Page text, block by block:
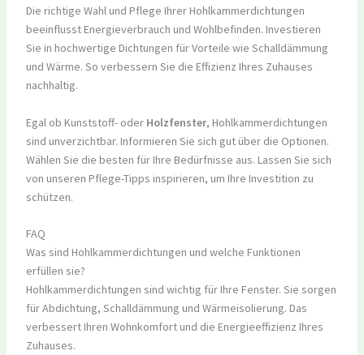
Die richtige Wahl und Pflege Ihrer Hohlkammerdichtungen
beeinflusst Energieverbrauch und Wohlbefinden. Investieren
Sie in hochwertige Dichtungen für Vorteile wie Schalldämmung
und Wärme. So verbessern Sie die Effizienz Ihres Zuhauses
nachhaltig.
Egal ob Kunststoff- oder Holzfenster, Hohlkammerdichtungen
sind unverzichtbar. Informieren Sie sich gut über die Optionen.
Wählen Sie die besten für Ihre Bedürfnisse aus. Lassen Sie sich
von unseren Pflege-Tipps inspirieren, um Ihre Investition zu
schützen.
FAQ
Was sind Hohlkammerdichtungen und welche Funktionen
erfüllen sie?
Hohlkammerdichtungen sind wichtig für Ihre Fenster. Sie sorgen
für Abdichtung, Schalldämmung und Wärmeisolierung. Das
verbessert Ihren Wohnkomfort und die Energieeffizienz Ihres
Zuhauses.